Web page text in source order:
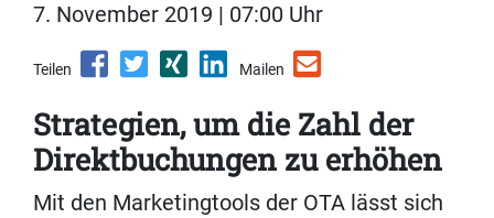
7. November 2019 | 07:00 Uhr
Teilen Mailen
Strategien, um die Zahl der
Direktbuchungen zu erhöhen
Mit den Marketingtools der OTA lässt sich